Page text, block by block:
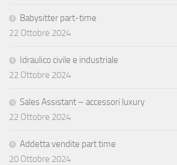
Babysitter part-time
22 Ottobre 2024
Idraulico civile e industriale
22 Ottobre 2024
Sales Assistant – accessori luxury
22 Ottobre 2024
Addetta vendite part time
20 Ottobre 2024